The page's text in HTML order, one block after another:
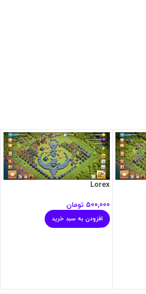
Lorex
500,000 تومان
افزودن به سبد خرید